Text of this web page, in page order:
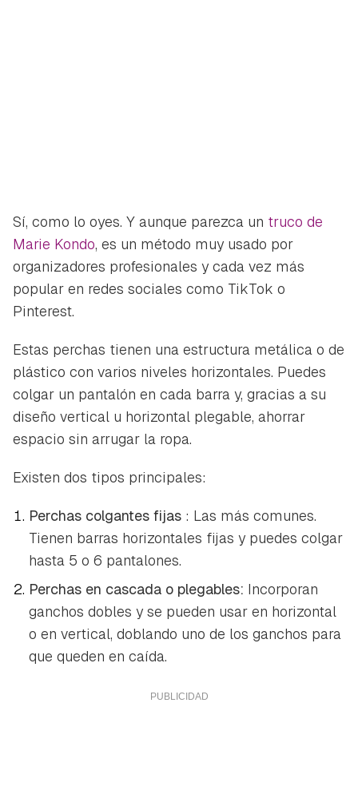
Sí, como lo oyes. Y aunque parezca un truco de
Marie Kondo, es un método muy usado por
organizadores profesionales y cada vez más
popular en redes sociales como TikTok o
Pinterest.
Estas perchas tienen una estructura metálica o de
plástico con varios niveles horizontales. Puedes
colgar un pantalón en cada barra y, gracias a su
diseño vertical u horizontal plegable, ahorrar
espacio sin arrugar la ropa.
Existen dos tipos principales:
Perchas colgantes fijas : Las más comunes.
Tienen barras horizontales fijas y puedes colgar
hasta 5 o 6 pantalones.
Perchas en cascada o plegables: Incorporan
ganchos dobles y se pueden usar en horizontal
o en vertical, doblando uno de los ganchos para
que queden en caída.